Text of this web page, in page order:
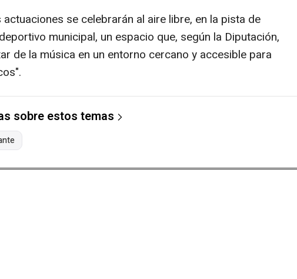
se celebrarán al aire libre, en la pista de
municipal, un espacio que, según la Diputación,
de la música en un entorno cercano y accesible para
sobre estos temas